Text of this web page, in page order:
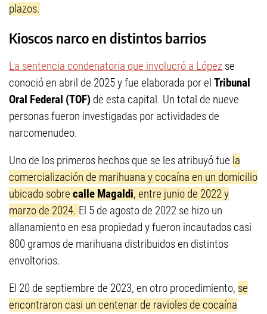
plazos.
Kioscos narco en distintos barrios
La sentencia condenatoria que involucró a López se
conoció en abril de 2025 y fue elaborada por el Tribunal
Oral Federal (TOF) de esta capital. Un total de nueve
personas fueron investigadas por actividades de
narcomenudeo.
Uno de los primeros hechos que se les atribuyó fue la
comercialización de marihuana y cocaína en un domicilio
ubicado sobre calle Magaldi, entre junio de 2022 y
marzo de 2024. El 5 de agosto de 2022 se hizo un
allanamiento en esa propiedad y fueron incautados casi
800 gramos de marihuana distribuidos en distintos
envoltorios.
El 20 de septiembre de 2023, en otro procedimiento, se
encontraron casi un centenar de ravioles de cocaína